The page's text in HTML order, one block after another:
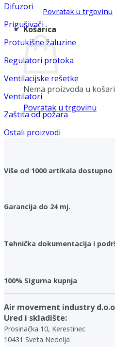
Povratak u trgovinu
Košarica
Nema proizvoda u
Povratak u trgovinu
Difuzori
Prigušivači
Protukišne žaluzine
Regulatori protoka
Ventilacijske rešetke
Ventilatori
Zaštita od požara
Ostali proizvodi
Više od 1000 artikala
Garancija do 24 mj.
Tehnička dokumentacija i
100% Sigurna kupnja
Air movement industry
Ured i skladište:
Prosinačka 10, Kerestinec
10431 Sveta Nedelja